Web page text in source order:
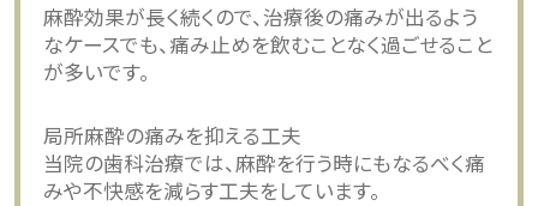
麻酔効果が長く続くので、治療後の痛みが出るよう
なケースでも、痛み止めを飲むことなく過ごせること
が多いです。
局所麻酔の痛みを抑える工夫
当院の歯科治療では、麻酔を行う時にもなるべく痛
みや不快感を減らす工夫をしています。